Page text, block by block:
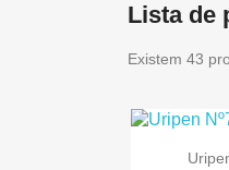
Lista de
Existem 43
